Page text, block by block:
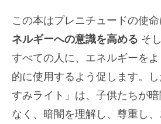
この本はプレニチュードの使命
ネルギーへの意識を高める そ
すべての人に、エネルギーを
的に使用するよう促します。
すみライト」は、子供たちが
なく、暗闇を理解し、尊重し